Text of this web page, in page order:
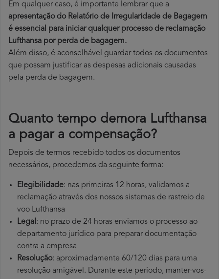
Em qualquer caso, é importante lembrar que a
apresentação do Relatório de Irregularidade de Bagagem
é essencial para iniciar qualquer processo de reclamação
Lufthansa por perda de bagagem.
Além disso, é aconselhável guardar todos os documentos
que possam justificar as despesas adicionais causadas
pela perda de bagagem.
Quanto tempo demora Lufthansa
a pagar a compensação?
Depois de termos recebido todos os documentos
necessários, procedemos da seguinte forma:
Elegibilidade: nas primeiras 12 horas, validamos a
reclamação através dos nossos sistemas de rastreio de
voo Lufthansa
Legal: no prazo de 24 horas enviamos o processo ao
departamento jurídico para preparar documentação
contra a empresa
Resolução: aproximadamente 60/120 dias para uma
resolução amigável. Durante este período, manter-vos-